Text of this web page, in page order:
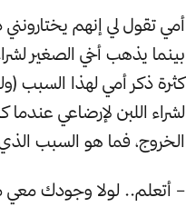
أمي تقول لي إنهم
بينما يذهب أخي الصغير
كثرة ذكر أمي لهذا السبب
لشراء اللبن لإرضاعي
الخروج، فما هو السبب
– أتعلم.. لولا وجودك معي